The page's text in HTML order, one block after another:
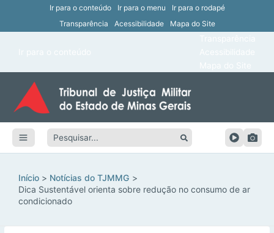
Ir para o conteúdo Ir para o menu
Ir para o rodapé
Transparência
Acessibilidade Mapa do Site
Pesquisar:
Início
Notícias do TJMMG
Dica Sustentável orienta sobre redução no consumo de ar
condicionado